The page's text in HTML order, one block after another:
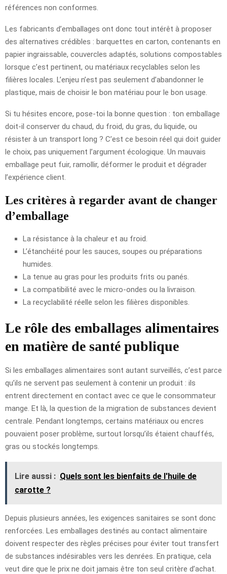
références non conformes.
Les fabricants d’emballages ont donc tout intérêt à proposer
des alternatives crédibles : barquettes en carton, contenants en
papier ingraissable, couvercles adaptés, solutions compostables
lorsque c’est pertinent, ou matériaux recyclables selon les
filières locales. L’enjeu n’est pas seulement d’abandonner le
plastique, mais de choisir le bon matériau pour le bon usage.
Si tu hésites encore, pose-toi la bonne question : ton emballage
doit-il conserver du chaud, du froid, du gras, du liquide, ou
résister à un transport long ? C’est ce besoin réel qui doit guider
le choix, pas uniquement l’argument écologique. Un mauvais
emballage peut fuir, ramollir, déformer le produit et dégrader
l’expérience client.
Les critères à regarder avant de changer
d’emballage
La résistance à la chaleur et au froid.
L’étanchéité pour les sauces, soupes ou préparations
humides.
La tenue au gras pour les produits frits ou panés.
La compatibilité avec le micro-ondes ou la livraison.
La recyclabilité réelle selon les filières disponibles.
Le rôle des emballages alimentaires
en matière de santé publique
Si les emballages alimentaires sont autant surveillés, c’est parce
qu’ils ne servent pas seulement à contenir un produit : ils
entrent directement en contact avec ce que le consommateur
mange. Et là, la question de la migration de substances devient
centrale. Pendant longtemps, certains matériaux ou encres
pouvaient poser problème, surtout lorsqu’ils étaient chauffés,
gras ou stockés longtemps.
Lire aussi : Quels sont les bienfaits de l'huile de
carotte ?
Depuis plusieurs années, les exigences sanitaires se sont donc
renforcées. Les emballages destinés au contact alimentaire
doivent respecter des règles précises pour éviter tout transfert
de substances indésirables vers les denrées. En pratique, cela
veut dire que le prix ne doit jamais être ton seul critère d’achat.